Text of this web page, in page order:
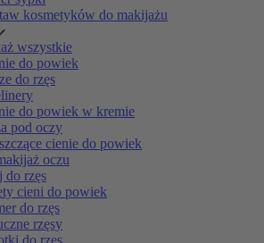
kosmetyków do makijażu
wszystkie
do powiek
do rzęs
do powiek w kremie
pod oczy
cienie do powiek
oczu
do rzęs
cieni do powiek
do rzęs
rzęsy
do rzęs